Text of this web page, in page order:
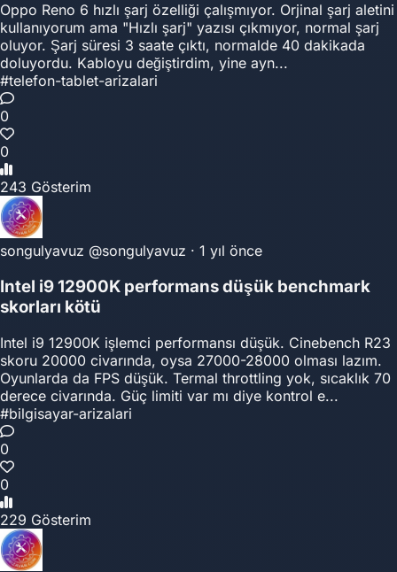
Oppo Reno 6 hızlı şarj özelliği çalışmıyor. Orjinal şarj aletini
kullanıyorum ama "Hızlı şarj" yazısı çıkmıyor, normal şarj
oluyor. Şarj süresi 3 saate çıktı, normalde 40 dakikada
doluyordu. Kabloyu değiştirdim, yine ayn...
#telefon-tablet-arizalari
0
0
243 Gösterim
songulyavuz @songulyavuz · 1 yıl önce
Intel i9 12900K performans düşük benchmark
skorları kötü
Intel i9 12900K işlemci performansı düşük. Cinebench R23
skoru 20000 civarında, oysa 27000-28000 olması lazım.
Oyunlarda da FPS düşük. Termal throttling yok, sıcaklık 70
derece civarında. Güç limiti var mı diye kontrol e...
#bilgisayar-arizalari
0
0
229 Gösterim